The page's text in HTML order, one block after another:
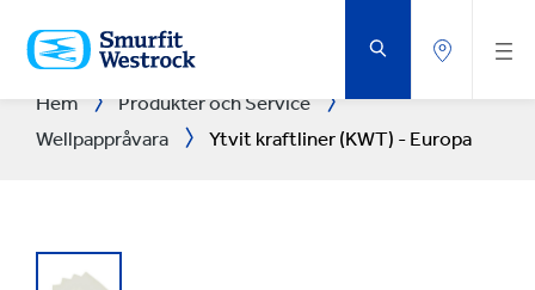
TILL
HUVUDINNEHÅLLET
Hem
Produkter och Service
Wellpappråvara
Ytvit kraftliner (KWT) - Europa